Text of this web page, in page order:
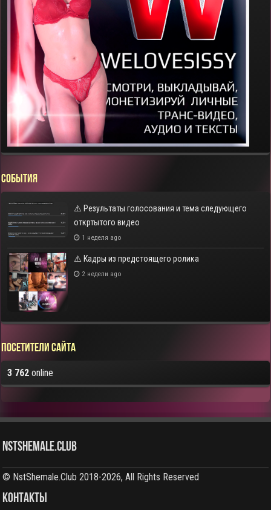
СОБЫТИЯ
⚠️ Результаты голосования и тема следующего
откртытого видео
1 неделя ago
⚠️ Кадры из предстоящего ролика
2 недели ago
Посетители сайта
3 762 online
NstShemale.Club
© NstShemale.Club 2018-2026, All Rights Reserved
КОНТАКТЫ